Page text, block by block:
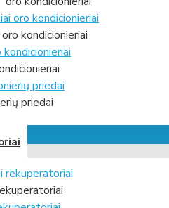
kondicionieriai
priedai